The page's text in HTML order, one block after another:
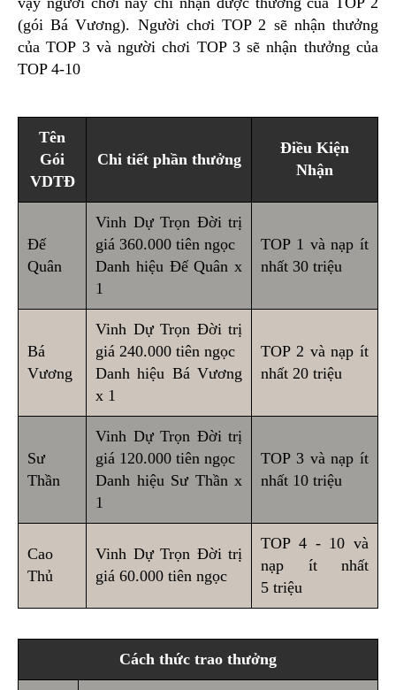
(gói Bá Vương). Người chơi TOP 2 sẽ nhận thưởng
của TOP 3 và người chơi TOP 3 sẽ nhận thưởng của
TOP 4-10
Tên
Gói
VDTĐ
Chi tiết phần thưởng
Điều Kiện
Nhận
Đế
Quân
Vinh Dự Trọn Đời trị
giá 360.000 tiên ngọc
Danh hiệu Đế Quân x
1
TOP 1 và nạp ít
nhất 30 triệu
Bá
Vương
Vinh Dự Trọn Đời trị
giá 240.000 tiên ngọc
Danh hiệu Bá Vương
x 1
TOP 2 và nạp ít
nhất 20 triệu
Sư
Thần
Vinh Dự Trọn Đời trị
giá 120.000 tiên ngọc
Danh hiệu Sư Thần x
1
TOP 3 và nạp ít
nhất 10 triệu
Cao
Thủ
Vinh Dự Trọn Đời trị
giá 60.000 tiên ngọc
TOP 4 - 10 và
nạp ít nhất
5 triệu
Cách thức trao thưởng